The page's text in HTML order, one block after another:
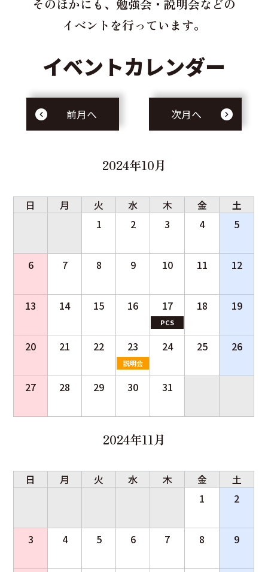
そのほかにも、勉強会・説明会などの
イベントを行っています。
イベントカレンダー
前月へ 次月へ
2024年10月
日 月 火 水 木 金
土
1
2 3 4 5
6 7 8 9 10 11 12
13 14 15 16 17
PCS
18 19
20 21 22 23
説明会
24 25 26
27 28 29 30 31
2024年11月
日 月 火 水 木 金
土
1
2
3 4 5 6 7 8 9